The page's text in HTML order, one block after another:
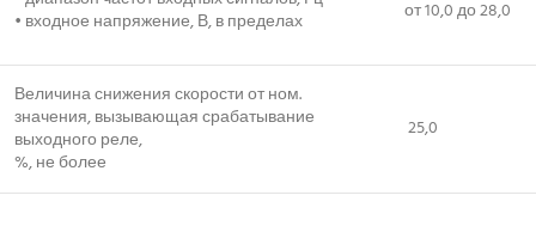
• входное напряжение, В, в пределах
от 10,0 до 28,0
Величина снижения скорости от ном.
значения, вызывающая срабатывание
выходного реле,
%, не более
25,0